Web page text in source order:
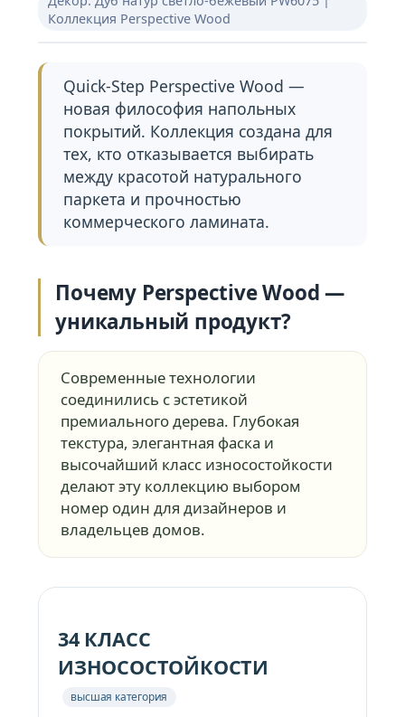
Коллекция Perspective Wood
Quick-Step Perspective Wood —
новая философия напольных
покрытий. Коллекция создана для
тех, кто отказывается выбирать
между красотой натурального
паркета и прочностью
коммерческого ламината.
Почему Perspective Wood —
уникальный продукт?
Современные технологии
соединились с эстетикой
премиального дерева. Глубокая
текстура, элегантная фаска и
высочайший класс износостойкости
делают эту коллекцию выбором
номер один для дизайнеров и
владельцев домов.
34 КЛАСС
ИЗНОСОСТОЙКОСТИ
высшая категория